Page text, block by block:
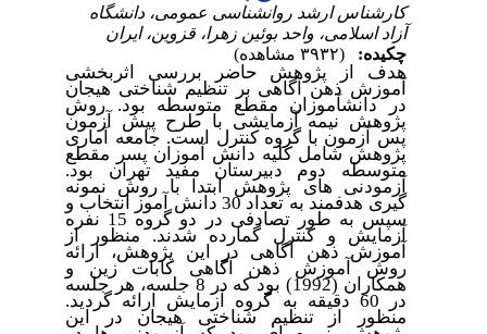
کارشناس ارشد روانشناسی عمومی، دانشگاه
آزاد اسلامی، واحد بوئین زهرا، قزوین، ایران
چکیده:
هدف از پژوهش حاضر بررسی اثربخشی
آموزش ذهن آگاهی بر تنظیم شناختی هیجان
در دانشآموزان مقطع متوسطه بود. روش
پژوهش نیمه آزمایشی با طرح پیش آزمون
پس آزمون با گروه کنترل است. جامعه آماری
پژوهش شامل کلیه دانش آموزان پسر مقطع
متوسطه دوم دبیرستان مفید تهران بود.
آزمودنی های پژوهش ابتدا با روش نمونه
گیری هدفمند به تعداد 30 دانش آموز انتخاب و
سپس به طور تصادفی در دو گروه 15 نفره
آزمایش و کنترل گمارده شدند. منظور از
آموزش ذهن آگاهی در این پژوهش، ارائه
روش آموزش ذهن آگاهی کابات زین و
همکاران (1992) بود که در 8 جلسه، هر جلسه
در 60 دقیقه به گروه آزمایش ارائه گردید.
منظور از تنظیم شناختی هیجان در این